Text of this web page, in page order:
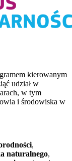
kierowanym
udział w
w tym
i środowiska w
,
naturalnego,